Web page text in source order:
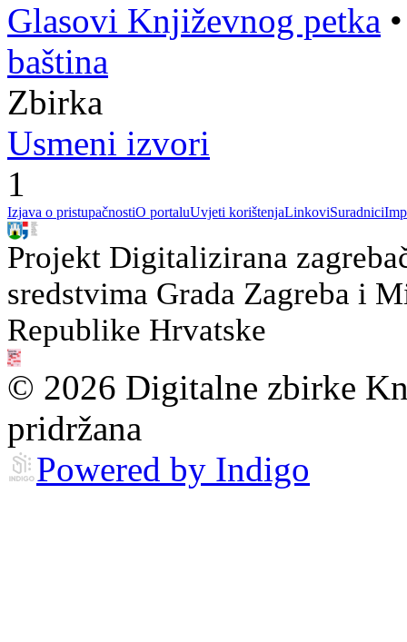
Glasovi Književnog petka
baština
Zbirka
Usmeni izvori
1
Izjava o pristupačnostiO portaluUvjeti korištenjaLinkoviSuradnici
Projekt Digitalizirana
sredstvima Grada Zagreba i
Republike Hrvatske
© 2026 Digitalne zbirke
pridržana
Powered by Indigo